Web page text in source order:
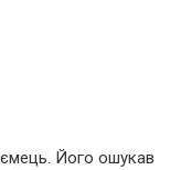
Його ошукав